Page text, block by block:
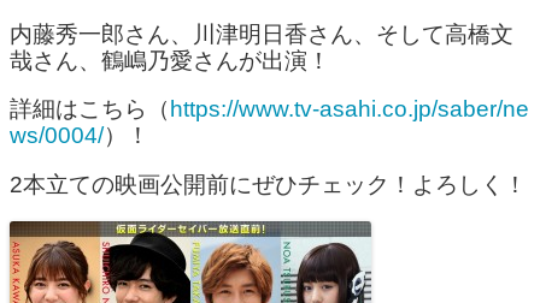
内藤秀一郎さん、川津明日香さん、そして高橋文
哉さん、鶴嶋乃愛さんが出演！
詳細はこちら（ https://www.tv-asahi.co.jp/saber/ne
ws/0004/）！
2本立ての映画公開前にぜひチェック！よろしく！